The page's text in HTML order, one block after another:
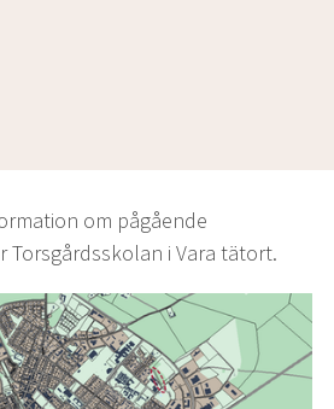
om pågående
i Vara tätort.